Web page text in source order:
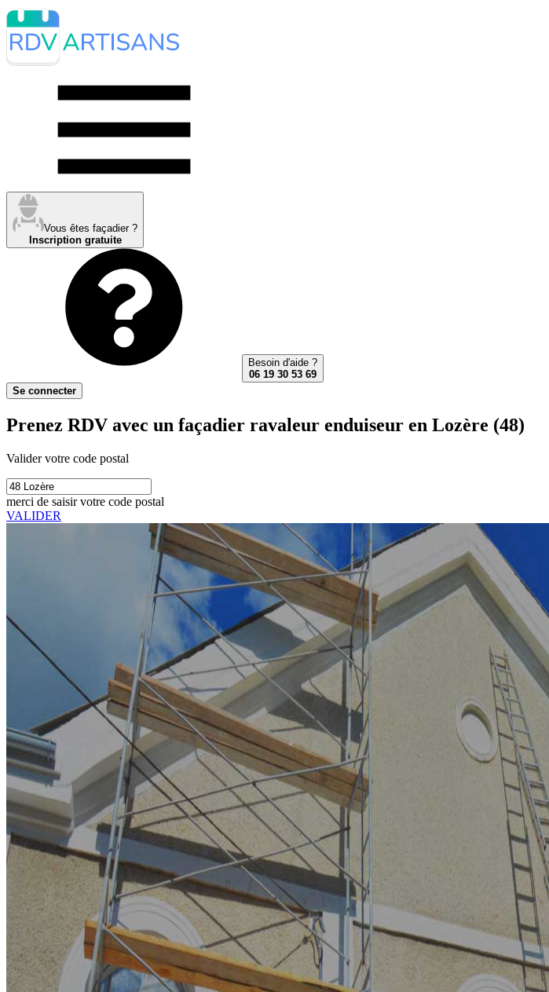
Vous êtes façadier ?
Inscription gratuite
Besoin d'aide ?
06 19 30 53 69
Se connecter
Prenez RDV avec un façadier ravaleur enduiseur en Lozère (48)
Valider votre code postal
merci de saisir votre code postal
VALIDER